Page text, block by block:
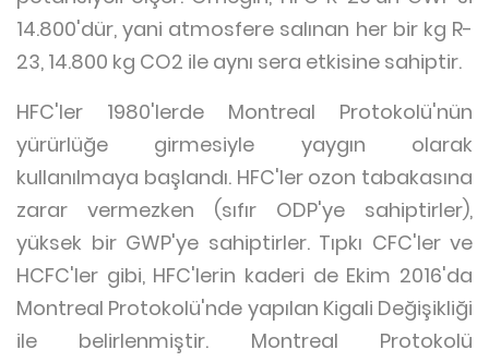
14.800'dür, yani atmosfere salınan her bir kg R-
23, 14.800 kg CO2 ile aynı sera etkisine sahiptir.
HFC'ler 1980'lerde Montreal Protokolü'nün
yürürlüğe girmesiyle yaygın olarak
kullanılmaya başlandı. HFC'ler ozon tabakasına
zarar vermezken (sıfır ODP'ye sahiptirler),
yüksek bir GWP'ye sahiptirler. Tıpkı CFC'ler ve
HCFC'ler gibi, HFC'lerin kaderi de Ekim 2016'da
Montreal Protokolü'nde yapılan Kigali Değişikliği
ile belirlenmiştir. Montreal Protokolü